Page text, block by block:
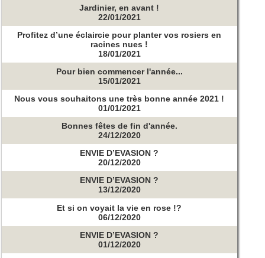
Jardinier, en avant !
22/01/2021
Profitez d’une éclaircie pour planter vos rosiers en
racines nues !
18/01/2021
Pour bien commencer l'année...
15/01/2021
Nous vous souhaitons une très bonne année 2021 !
01/01/2021
Bonnes fêtes de fin d'année.
24/12/2020
ENVIE D’EVASION ?
20/12/2020
ENVIE D’EVASION ?
13/12/2020
Et si on voyait la vie en rose !?
06/12/2020
ENVIE D’EVASION ?
01/12/2020